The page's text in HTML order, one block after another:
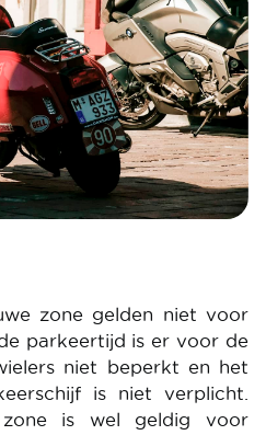
zone gelden niet voor
parkeertijd is er voor de
niet beperkt en het
is niet verplicht.
is wel geldig voor